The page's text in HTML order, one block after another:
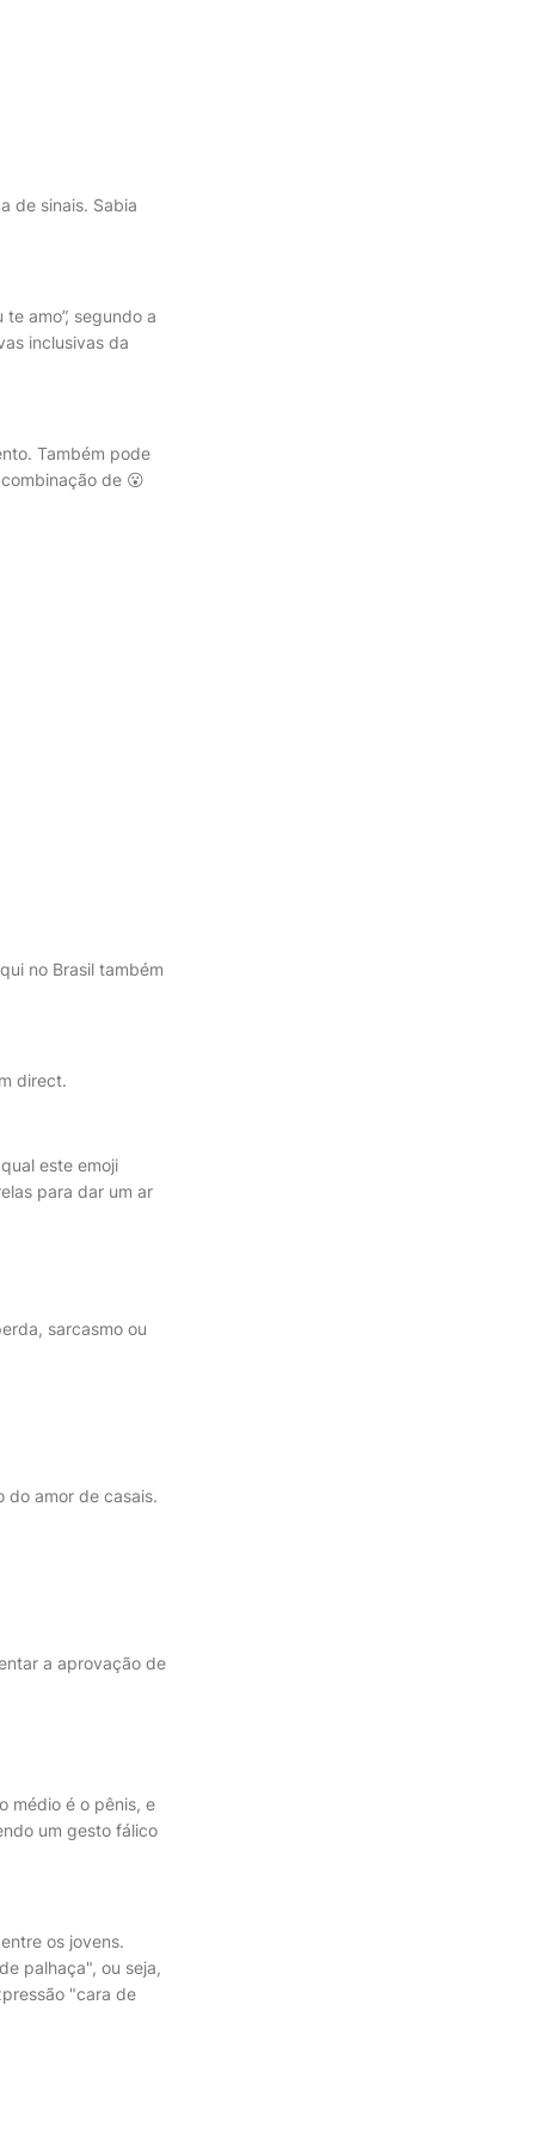
de sinais. Sabia
amo”, segundo a
inclusivas da
Também pode
de 😮
no Brasil também
direct.
este emoji
para dar um ar
sarcasmo ou
do amor de casais.
a aprovação de
médio é o pênis, e
um gesto fálico
os jovens.
palhaça", ou seja,
"cara de